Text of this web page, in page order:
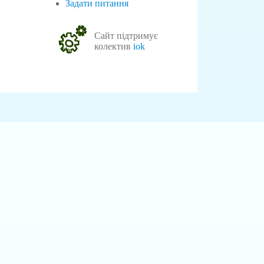
Задати питання
Сайт підтримує
колектив iok